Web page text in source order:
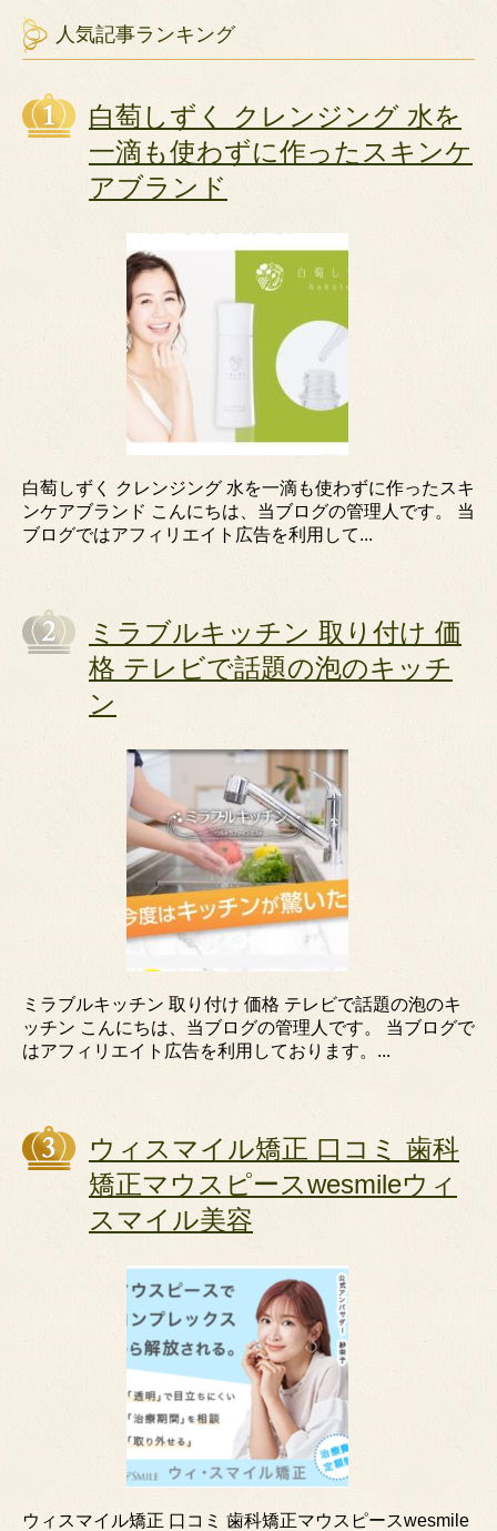
人気記事ランキング
白萄しずく クレンジング 水を
一滴も使わずに作ったスキンケ
アブランド
白萄しずく クレンジング 水を一滴も使わずに作ったスキ
ンケアブランド こんにちは、当ブログの管理人です。 当
ブログではアフィリエイト広告を利用して...
ミラブルキッチン 取り付け 価
格 テレビで話題の泡のキッチ
ン
ミラブルキッチン 取り付け 価格 テレビで話題の泡のキ
ッチン こんにちは、当ブログの管理人です。 当ブログで
はアフィリエイト広告を利用しております。...
ウィスマイル矯正 口コミ 歯科
矯正マウスピースwesmileウィ
スマイル美容
ウィスマイル矯正 口コミ 歯科矯正マウスピースwesmile